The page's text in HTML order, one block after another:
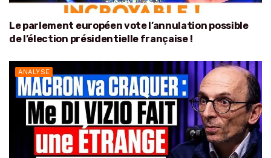
Le parlement européen vote l’annulation possible
de l’élection présidentielle française !
ANALYSE